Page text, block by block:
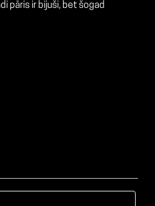
pāris ir bijuši, bet šogad